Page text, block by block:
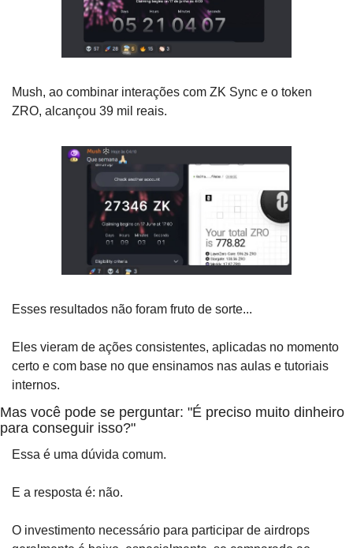
Mush, ao combinar interações com ZK Sync e o token
ZRO, alcançou 39 mil reais.
Esses resultados não foram fruto de sorte...
Eles vieram de ações consistentes, aplicadas no momento
certo e com base no que ensinamos nas aulas e tutoriais
internos.
Mas você pode se perguntar: "É preciso muito dinheiro
para conseguir isso?"
Essa é uma dúvida comum.
E a resposta é: não.
O investimento necessário para participar de airdrops